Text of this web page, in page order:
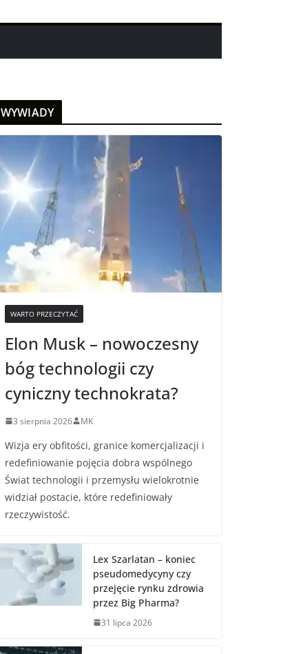
WYWIADY
WARTO PRZECZYTAĆ
Elon Musk – nowoczesny
bóg technologii czy
cyniczny technokrata?
3 sierpnia 2026 MK
Wizja ery obfitości, granice komercjalizacji i
redefiniowanie pojęcia dobra wspólnego
Świat technologii i przemysłu wielokrotnie
widział postacie, które redefiniowały
rzeczywistość.
Lex Szarlatan – koniec
pseudomedycyny czy
przejęcie rynku zdrowia
przez Big Pharma?
31 lipca 2026